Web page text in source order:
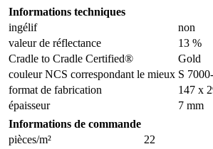
Informations techniques
ingélif
non
valeur de réflectance
13 %
Cradle to Cradle Certified®
Gold
couleur NCS correspondant le mieux S
format de fabrication
147 x
épaisseur
7 mm
Informations de commande
pièces/m²
22